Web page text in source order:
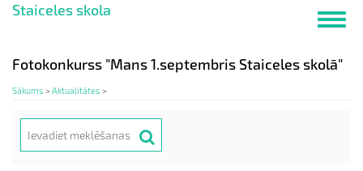
Pārlekt
saturu
Staiceles skola
Fotokonkurss "Mans 1.septembris Staiceles skolā"
Sākums >Aktualitātes >
Search